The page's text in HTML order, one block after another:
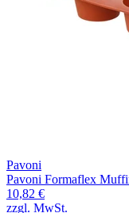
Pavoni
Pavoni Formaflex
10,82 €
zzgl. MwSt.